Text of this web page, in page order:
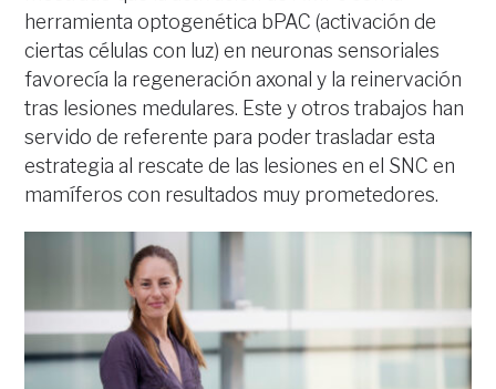
herramienta optogenética bPAC (activación de
ciertas células con luz) en neuronas sensoriales
favorecía la regeneración axonal y la reinervación
tras lesiones medulares. Este y otros trabajos han
servido de referente para poder trasladar esta
estrategia al rescate de las lesiones en el SNC en
mamíferos con resultados muy prometedores.